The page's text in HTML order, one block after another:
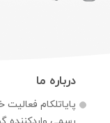
درباره ما
پایاتلکام